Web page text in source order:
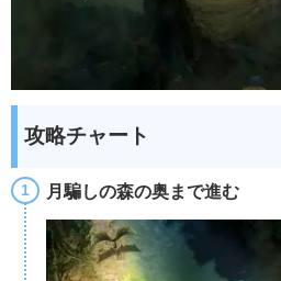
攻略チャート
月騙しの森の奥まで進む